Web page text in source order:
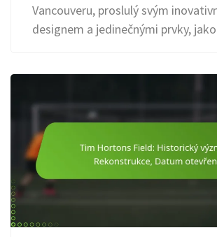
Vancouveru, proslulý svým
designem a jedinečnými prvky, jako